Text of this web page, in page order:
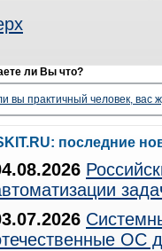
ли Вы что?
вы практичный человек, вас
последние
ОС